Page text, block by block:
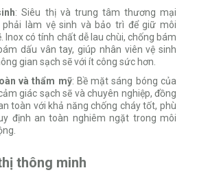
: Siêu thị và trung tâm thương mại
phải làm vệ sinh và bảo trì để giữ môi
Inox có tính chất dễ lau chùi, chống bám
dấu vân tay, giúp nhân viên vệ sinh
gian sạch sẽ với ít công sức hơn.
và thẩm mỹ: Bề mặt sáng bóng của
giác sạch sẽ và chuyên nghiệp, đồng
toàn với khả năng chống cháy tốt, phù
định an toàn nghiêm ngặt trong môi
thông minh